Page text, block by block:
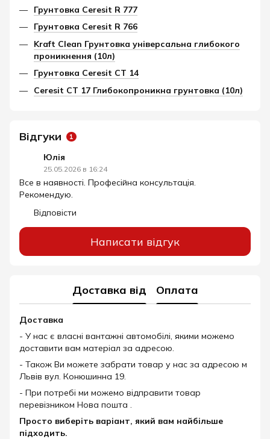
Грунтовка Ceresit R 777
Грунтовка Ceresit R 766
Kraft Clean Грунтовка універсальна глибокого
проникнення (10л)
Грунтовка Ceresit СТ 14
Ceresit СТ 17 Глибокопроникна грунтовка (10л)
Відгуки 1
Юлія
25.05.2026 в 16:24
Все в наявності. Професійна консультація.
Рекомендую.
Відповісти
Написати відгук
Доставка від Оплата
Доставка
- У нас є власні вантажні автомобілі, якими можемо
доставити вам матеріал за адресою.
- Також Ви можете забрати товар у нас за адресою м
Львів вул. Конюшинна 19.
- При потребі ми можемо відправити товар
перевізником Нова пошта .
Просто виберіть варіант, який вам найбільше
підходить.